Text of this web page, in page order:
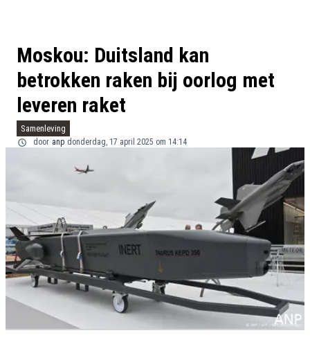
Moskou: Duitsland kan
betrokken raken bij oorlog met
leveren raket
Samenleving
door anp donderdag, 17 april 2025 om 14:14